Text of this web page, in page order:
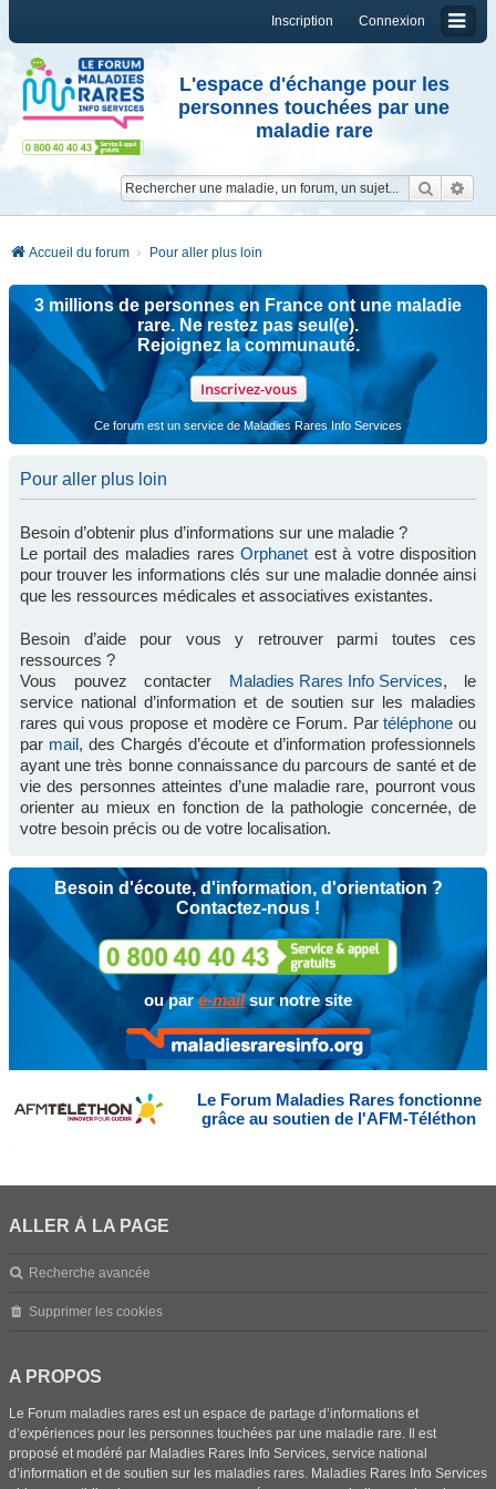
Connexion
Inscription
L'espace d'échange pour les
personnes touchées par une
maladie rare
Accueil du forum Pour aller plus loin
3 millions de personnes en France ont une maladie
rare. Ne restez pas seul(e).
Rejoignez la communauté.
Inscrivez-vous
Ce forum est un service de Maladies Rares Info Services
Pour aller plus loin
Besoin d’obtenir plus d’informations sur une maladie ?
Le portail des maladies raresOrphanet est à votre disposition
pour trouver les informations clés sur une maladie donnée ainsi
que les ressources médicales et associatives existantes.
Besoin d’aide pour vous y retrouver parmi toutes ces
ressources ?
Vous pouvez contacter Maladies Rares Info Services, le
service national d’information et de soutien sur les maladies
rares qui vous propose et modère ce Forum. Partéléphone ou
par mail, des Chargés d’écoute et d’information professionnels
ayant une très bonne connaissance du parcours de santé et de
vie des personnes atteintes d’une maladie rare, pourront vous
orienter au mieux en fonction de la pathologie concernée, de
votre besoin précis ou de votre localisation.
Besoin d'écoute, d'information, d'orientation ?
Contactez-nous !
ou pare-mailsur notre site
Le Forum Maladies Rares fonctionne
grâce au soutien de l'AFM-Téléthon
ALLER À LA PAGE
Recherche avancée
Supprimer les cookies
A PROPOS
Le Forum maladies rares est un espace de partage d’informations et
d’expériences pour les personnes touchées par une maladie rare. Il est
proposé et modéré par Maladies Rares Info Services, service national
d’information et de soutien sur les maladies rares. Maladies Rares Info Services